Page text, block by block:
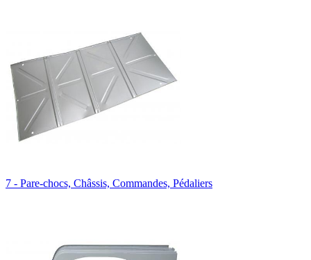
7 - Pare-chocs, Châssis, Commandes, Pédaliers